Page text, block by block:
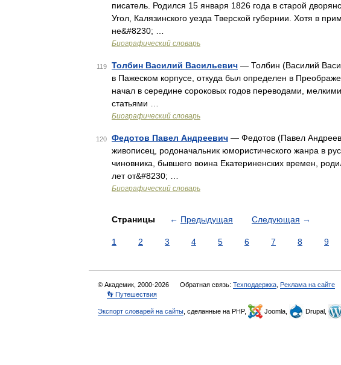
писатель. Родился 15 января 1826 года в старой
Угол, Калязинского уезда Тверской губернии. Хотя в
не&#8230; …
Биографический словарь
119 Толбин Василий Васильевич — Толбин (Василий
в Пажеском корпусе, откуда был определен в
начал в середине сороковых годов переводами,
статьями …
Биографический словарь
120 Федотов Павел Андреевич — Федотов (Павел
живописец, родоначальник юмористического жанра в
чиновника, бывшего воина Екатериненских времен,
лет от&#8230; …
Биографический словарь
Страницы ← Предыдущая Следующая →
1 2 3 4 5 6 7 8 9
© Академик, 2000-2026 Обратная связь: Техподдержка Реклама на сайте
👣 Путешествия
Экспорт словарей на сайты , сделанные на PHP, Joomla, Drupal,